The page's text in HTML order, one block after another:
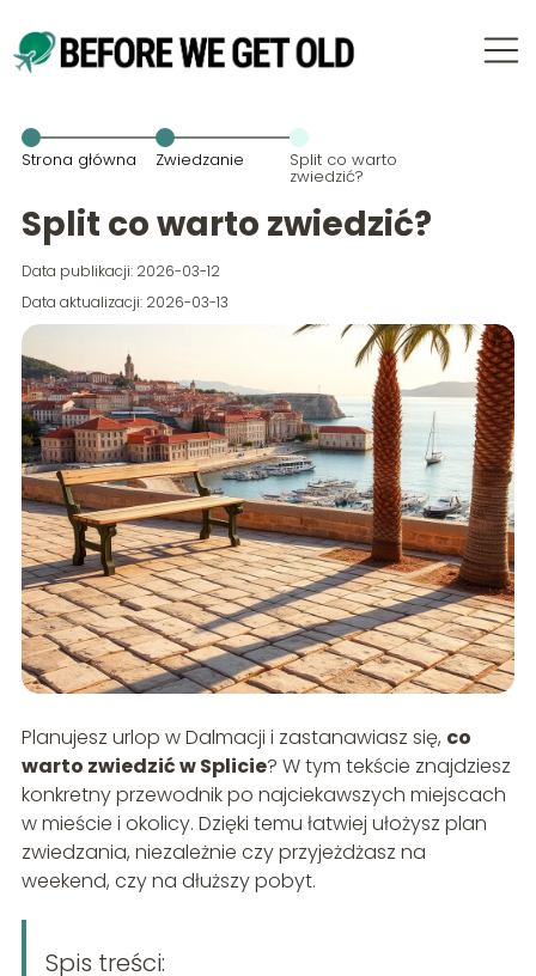
Strona główna Zwiedzanie Split co warto
zwiedzić?
Split co warto zwiedzić?
Data publikacji: 2026-03-12
Data aktualizacji: 2026-03-13
Planujesz urlop w Dalmacji i zastanawiasz się, co
warto zwiedzić w Splicie? W tym tekście znajdziesz
konkretny przewodnik po najciekawszych miejscach
w mieście i okolicy. Dzięki temu łatwiej ułożysz plan
zwiedzania, niezależnie czy przyjeżdżasz na
weekend, czy na dłuższy pobyt.
Spis treści: